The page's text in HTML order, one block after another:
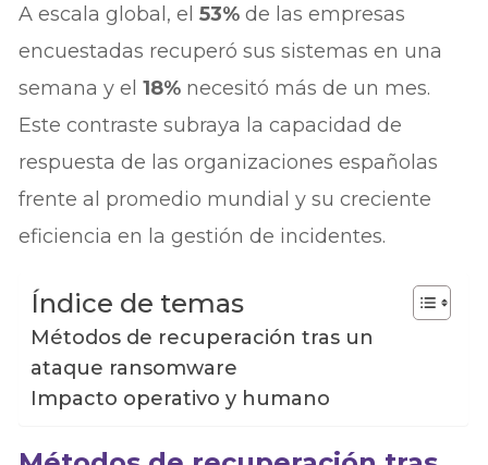
A escala global, el53% de las empresas
encuestadas recuperó sus sistemas en una
semana y el18% necesitó más de un mes.
Este contraste subraya la capacidad de
respuesta de las organizaciones españolas
frente al promedio mundial y su creciente
eficiencia en la gestión de incidentes.
Índice de temas
Métodos de recuperación tras un
ataque ransomware
Impacto operativo y humano